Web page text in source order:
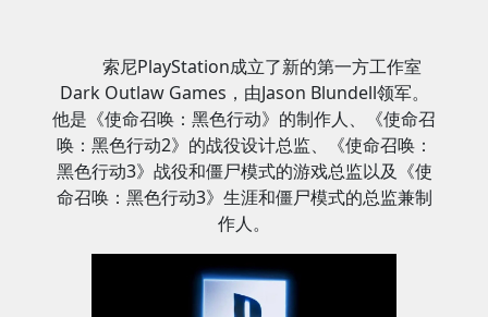
索尼PlayStation成立了新的第一方工作室
Dark Outlaw Games，由Jason Blundell领军。
他是《使命召唤：黑色行动》的制作人、《使命召
唤：黑色行动2》的战役设计总监、《使命召唤：
黑色行动3》战役和僵尸模式的游戏总监以及《使
命召唤：黑色行动3》生涯和僵尸模式的总监兼制
作人。